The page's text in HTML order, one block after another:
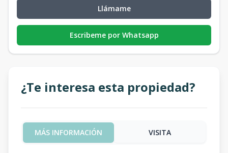
Llámame
Escribeme por Whatsapp
¿Te interesa esta propiedad?
MÁS INFORMACIÓN VISITA